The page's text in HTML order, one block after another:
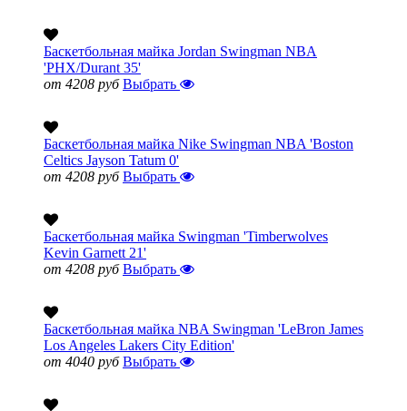
Баскетбольная майка Jordan Swingman NBA
'PHX/Durant 35'
от 4208 руб Выбрать
Баскетбольная майка Nike Swingman NBA 'Boston
Celtics Jayson Tatum 0'
от 4208 руб Выбрать
Баскетбольная майка Swingman 'Timberwolves
Kevin Garnett 21'
от 4208 руб Выбрать
Баскетбольная майка NBA Swingman 'LeBron James
Los Angeles Lakers City Edition'
от 4040 руб Выбрать